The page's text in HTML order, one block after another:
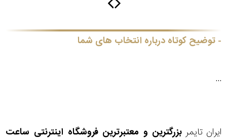
توضیح کوتاه درباره انتخاب های شما
...
ایران تایمر بزرگترین و معتبرترین فروشگاه اینترنتی ساعت
هایتون
نوع